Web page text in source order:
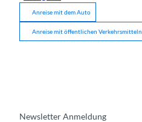
Anreise mit dem Auto
Anreise mit öffentlichen Verkehrsmitteln
Newsletter Anmeldung